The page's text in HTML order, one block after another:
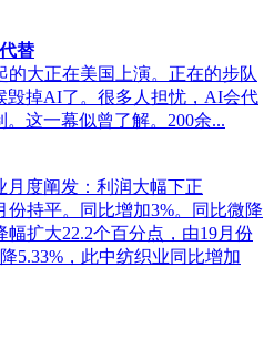
替
大正在美国上演。正在的步队
毁掉AI了。很多人担忧，AI会代
这一幕似曾了解。200余...
月度阐发：利润大幅下正
份持平。同比增加3%。同比微降
幅扩大22.2个百分点，由19月份
5.33%，此中纺织业同比增加